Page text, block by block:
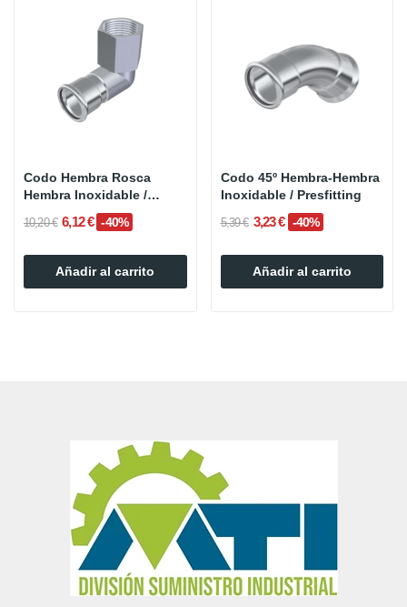
Codo Hembra Rosca
Hembra Inoxidable /
10,20 € 6,12 € -40%
Añadir al carrito
Codo 45º Hembra-Hembra
Inoxidable / Presfitting
5,39 € 3,23 € -40%
Añadir al carrito